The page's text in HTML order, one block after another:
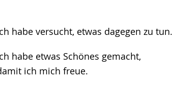
habe versucht, etwas dagegen zu tun.
habe etwas Schönes gemacht,
ich mich freue.